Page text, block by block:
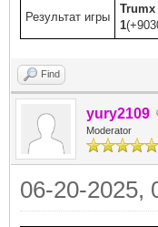
Результат игры
Trumx
1
Find
yury2109
Moderator
06-20-2025,